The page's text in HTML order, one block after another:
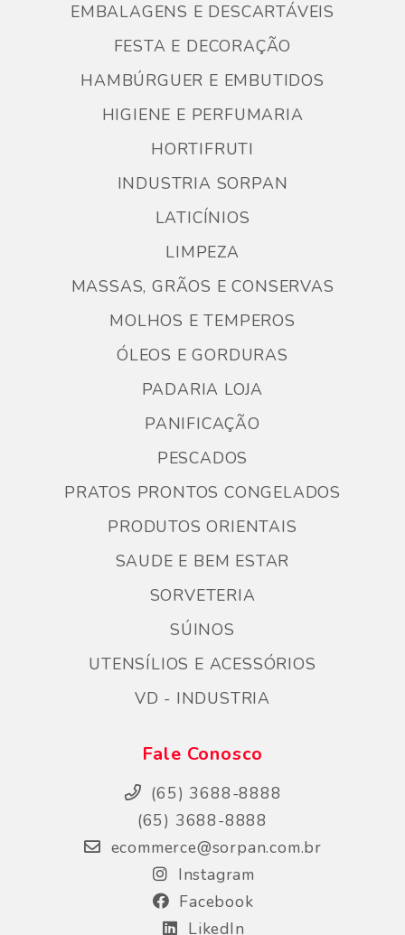
EMBALAGENS E DESCARTÁVEIS
FESTA E DECORAÇÃO
HAMBÚRGUER E EMBUTIDOS
HIGIENE E PERFUMARIA
HORTIFRUTI
INDUSTRIA SORPAN
LATICÍNIOS
LIMPEZA
MASSAS, GRÃOS E CONSERVAS
MOLHOS E TEMPEROS
ÓLEOS E GORDURAS
PADARIA LOJA
PANIFICAÇÃO
PESCADOS
PRATOS PRONTOS CONGELADOS
PRODUTOS ORIENTAIS
SAUDE E BEM ESTAR
SORVETERIA
SÚINOS
UTENSÍLIOS E ACESSÓRIOS
VD - INDUSTRIA
Fale Conosco
(65) 3688-8888
(65) 3688-8888
ecommerce@sorpan.com.br
Instagram
Facebook
LikedIn